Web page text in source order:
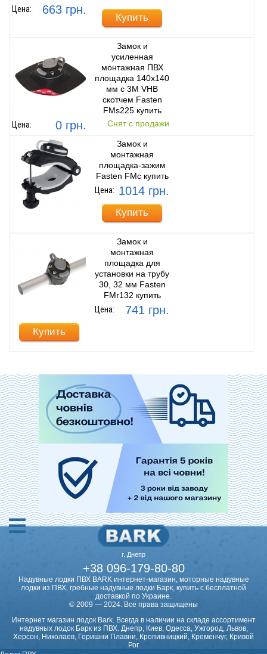
Цена:
663 грн.
Купить
Замок и
усиленная
монтажная ПВХ
площадка 140x140
мм с 3M VHB
скотчем Fasten
FMs225 купить
Цена:
0 грн. Снят с продажи
Замок и
монтажная
площадка-зажим
Fasten FMc купить
Цена: 1014 грн.
Купить
Замок и
монтажная
площадка для
установки на трубу
30, 32 мм Fasten
FMr132 купить
Цена:
741 грн.
Купить
г. Днепр
+38 096-179-80-80
Надувные лодки ПВХ BARK интернет-магазин, моторные надувные
лодки из ПВХ, гребные надувные лодки Барк, купить с бесплатной
доставкой по Украине.
© 2009 — 2024. Все права защищены
Интернет магазин лодок Bark. Всегда в наличии на складе ассортимент
надувных лодок Барк из ПВХ. Днепр, Киев, Одесса, Ужгород, Львов,
Херсон, Николаев, Горишни Плавни, Кропивницкий, Кременчуг, Кривой
Рог